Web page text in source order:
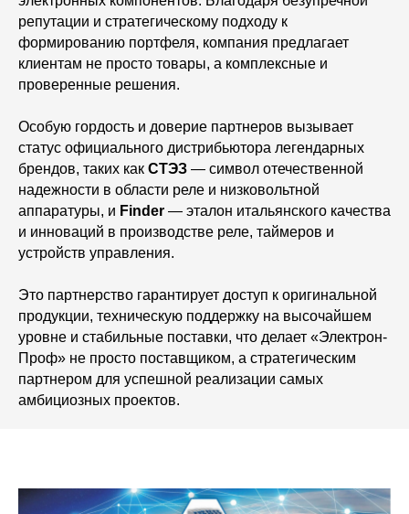
репутации и стратегическому подходу к
формированию портфеля, компания предлагает
клиентам не просто товары, а комплексные и
проверенные решения.
Особую гордость и доверие партнеров вызывает
статус официального дистрибьютора легендарных
брендов, таких как СТЭЗ — символ отечественной
надежности в области реле и низковольтной
аппаратуры, и Finder — эталон итальянского качества
и инноваций в производстве реле, таймеров и
устройств управления.
Это партнерство гарантирует доступ к оригинальной
продукции, техническую поддержку на высочайшем
уровне и стабильные поставки, что делает «Электрон-
Проф» не просто поставщиком, а стратегическим
партнером для успешной реализации самых
амбициозных проектов.